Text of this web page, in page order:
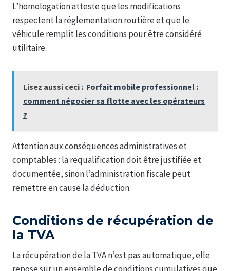
L’homologation atteste que les modifications
respectent la réglementation routière et que le
véhicule remplit les conditions pour être considéré
utilitaire.
Lisez aussi ceci : Forfait mobile professionnel :
comment négocier sa flotte avec les opérateurs
?
Attention aux conséquences administratives et
comptables : la requalification doit être justifiée et
documentée, sinon l’administration fiscale peut
remettre en cause la déduction.
Conditions de récupération de
la TVA
La récupération de la TVA n’est pas automatique, elle